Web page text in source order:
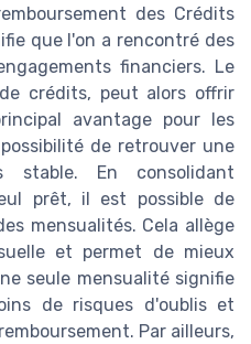
des Crédits
que l'on a rencontré des
financiers. Le
crédits, peut alors offrir
avantage pour les
de retrouver une
stable. En consolidant
prêt, il est possible de
mensualités. Cela allège
et permet de mieux
seule mensualité signifie
de risques d'oublis et
Par ailleurs,